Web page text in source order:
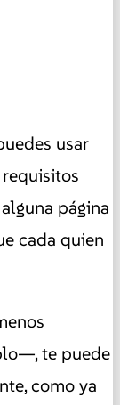
usar
página
cada quien
te puede
como ya